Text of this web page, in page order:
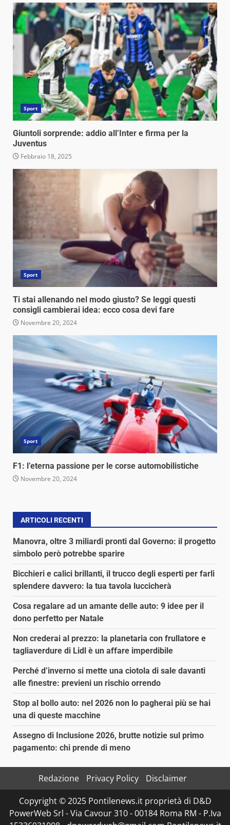
Sport
Giuntoli sorprende: addio all’Inter e firma per la
Juventus
Febbraio 18, 2025
Sport
Ti stai allenando nel modo giusto? Se leggi questi
consigli cambierai idea: ecco cosa devi fare
Novembre 20, 2024
Sport
F1: l’eterna passione per le corse automobilistiche
Novembre 20, 2024
ARTICOLI RECENTI
Manovra, oltre 3 miliardi pronti dal Governo: il progetto
simbolo però potrebbe sparire
Bicchieri e calici brillanti, il trucco degli esperti per farli
splendere davvero: la tua tavola luccicherà
Cosa regalare ad un amante delle auto: 9 idee per il
dono perfetto per Natale
Non crederai al prezzo: la planetaria con frullatore e
tagliaverdure di Lidl è un affare imperdibile
Perché d’inverno si mette una ciotola di sale davanti
alle finestre: previeni un rischio orrendo
Stop al bollo auto: nel 2026 non lo pagherai più se hai
una di queste macchine
Assegno di Inclusione 2026, brutte notizie sul primo
pagamento: chi prende di meno
Redazione Privacy Policy
Disclaimer
Copyright © 2025 Pontilenews.it proprietà di D&D
PowerWeb Srl - Via Cavour 310 - 00184 Roma RM - P.Iva